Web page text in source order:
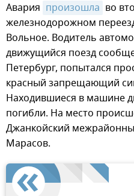
Авария произошла во
железнодорожном
Вольное. Водитель
движущийся поезд
Петербург, попытался
красный запрещающий
Находившиеся в машине
погибли. На место
Джанкойский
Марасов.